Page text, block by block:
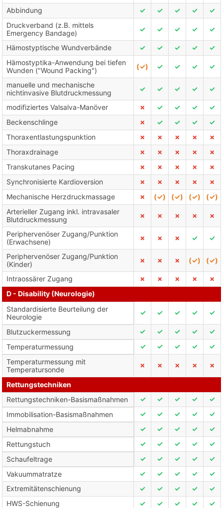
Abbindung
✓ ✓ ✓ ✓
✓
Druckverband (z.B. mittels
Emergency Bandage)
✓ ✓ ✓ ✓ ✓
Hämostyptische Wundverbände ✓ ✓ ✓ ✓
✓
Hämostyptika-Anwendung bei tiefen
Wunden ("Wound Packing")
(✓) ✓ ✓ ✓ ✓
manuelle und mechanische
nichtinvasive Blutdruckmessung
✓ ✓ ✓ ✓ ✓
modifiziertes Valsalva-Manöver ✗ ✓ ✓ ✓
✓
Beckenschlinge
✗ ✓ ✓ ✓
✓
Thoraxentlastungspunktion
✗ ✗ ✗ ✗
✗
Thoraxdrainage
✗ ✗ ✗ ✗
✗
Transkutanes Pacing
✗ ✗ ✗ ✗
✗
Synchronisierte Kardioversion
✗ ✗ ✗ ✗
✗
Mechanische Herzdruckmassage
✗ (✓) (✓) (✓)
(✓)
Arterieller Zugang inkl. intravasaler
Blutdruckmessung
✗ ✗ ✗ ✗ ✗
Periphervenöser Zugang/Punktion
(Erwachsene)
✗ ✗ ✗ ✓ ✓
Periphervenöser Zugang/Punktion
(Kinder)
✗ ✗ ✗ (✓) (✓)
Intraossärer Zugang ✗ ✗ ✗ ✗
✗
D - Disability (Neurologie)
Standardisierte Beurteilung der
Neurologie
✓ ✓ ✓ ✓ ✓
Blutzuckermessung ✓ ✓ ✓ ✓
✓
Temperaturmessung
✓ ✓ ✓ ✓
✓
Temperaturmessung mit
Temperatursonde
✗ ✗ ✗ ✗ ✗
Rettungstechniken
Rettungstechniken-Basismaßnahmen
✓ ✓ ✓ ✓
✓
Immobilisation-Basismaßnahmen
✓ ✓ ✓ ✓
✓
Helmabnahme
✓ ✓ ✓ ✓
✓
Rettungstuch
✓ ✓ ✓ ✓
✓
Schaufeltrage
✓ ✓ ✓ ✓
✓
Vakuummatratze
✓ ✓ ✓ ✓
✓
Extremitätenschienung
✓ ✓ ✓ ✓
✓
HWS-Schienung
✓ ✓ ✓ ✓ ✓